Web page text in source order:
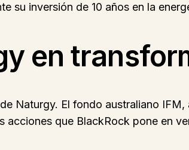
su inversión de 10 años en la
en
Naturgy. El fondo australiano
que BlackRock pone en